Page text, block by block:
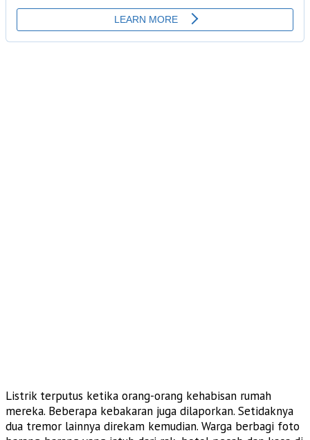
Listrik terputus ketika orang-orang kehabisan rumah
mereka. Beberapa kebakaran juga dilaporkan. Setidaknya
dua tremor lainnya direkam kemudian. Warga berbagi foto